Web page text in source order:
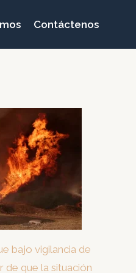
Contáctenos
bajo vigilancia de
de que la situación